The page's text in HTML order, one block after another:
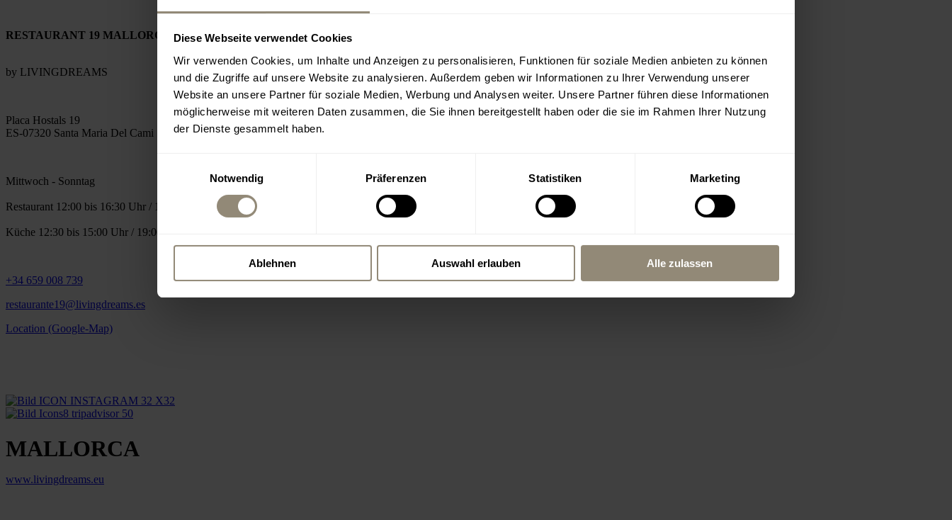
Diese Webseite verwendet Cookies
Wir verwenden Cookies, um Inhalte und Anzeigen zu personalisieren, Funktionen für soziale Medien anbieten zu können
und die Zugriffe auf unsere Website zu analysieren. Außerdem geben wir Informationen zu Ihrer Verwendung unserer
Website an unsere Partner für soziale Medien, Werbung und Analysen weiter. Unsere Partner führen diese Informationen
möglicherweise mit weiteren Daten zusammen, die Sie ihnen bereitgestellt haben oder die sie im Rahmen Ihrer Nutzung
der Dienste gesammelt haben.
Notwendig
Präferenzen Statistiken Marketing
Ablehnen Auswahl erlauben Alle zulassen
RESTAURANT 19 MALLORCA
by LIVINGDREAMS
Placa Hostals 19
ES-07320 Santa Maria Del Cami
Mittwoch - Sonntag
Restaurant 12:00 bis 16:30 Uhr / 18:30 bis 24:00 Uhr
Küche 12:30 bis 15:00 Uhr / 19:00 bis 22:30 Uhr
+34 659 008 739
restaurante19@livingdreams.es
Location (Google-Map)
MALLORCA
www.livingdreams.eu